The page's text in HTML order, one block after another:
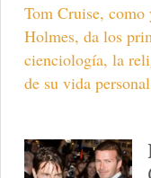
Tom Cruise,
Holmes, da los
cienciología, la
de su vida